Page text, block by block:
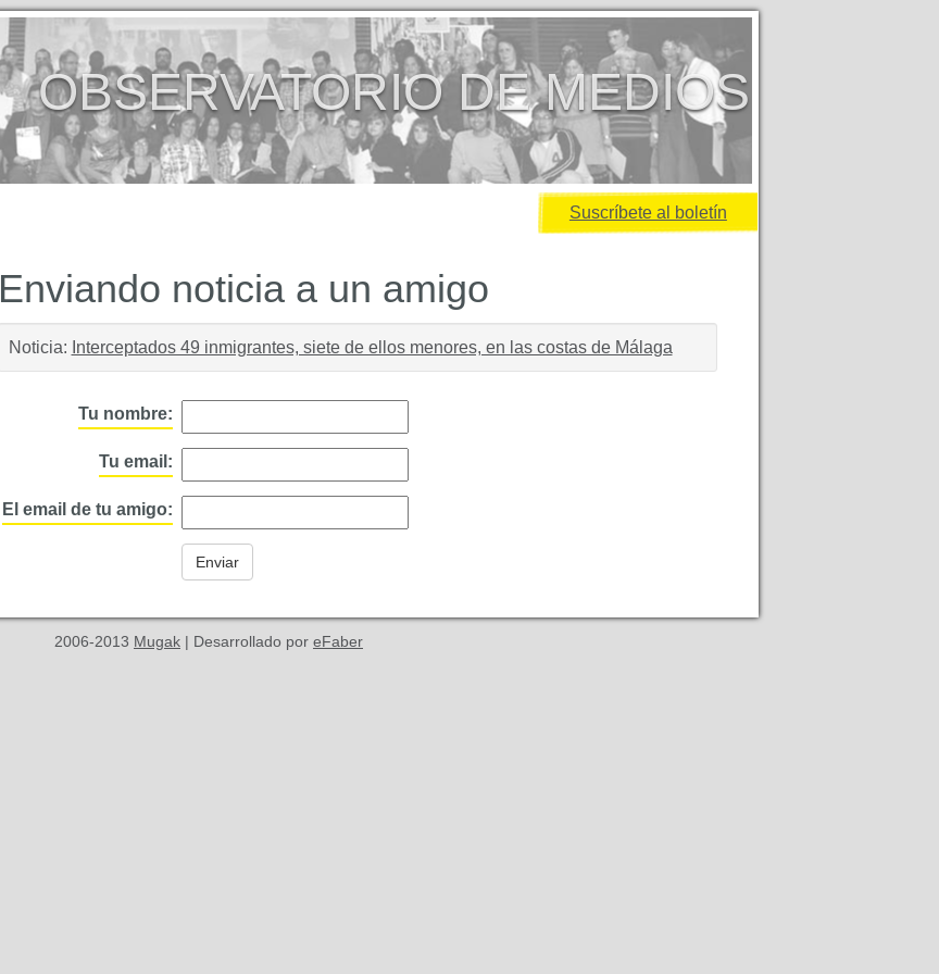
OBSERVATORIO DE MEDIOS
Suscríbete al boletín
Enviando noticia a un amigo
Noticia: Interceptados 49 inmigrantes, siete de ellos menores, en las costas de Málaga
Tu nombre:
Tu email:
El email de tu amigo:
2006-2013 Mugak | Desarrollado por eFaber